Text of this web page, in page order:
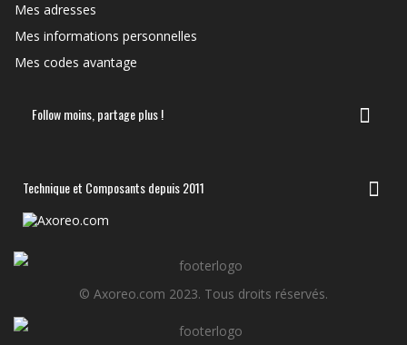
Mes adresses
Mes informations personnelles
Mes codes avantage
Follow moins, partage plus !
Technique et Composants depuis 2011
© Axoreo.com 2023. Tous droits réservés.